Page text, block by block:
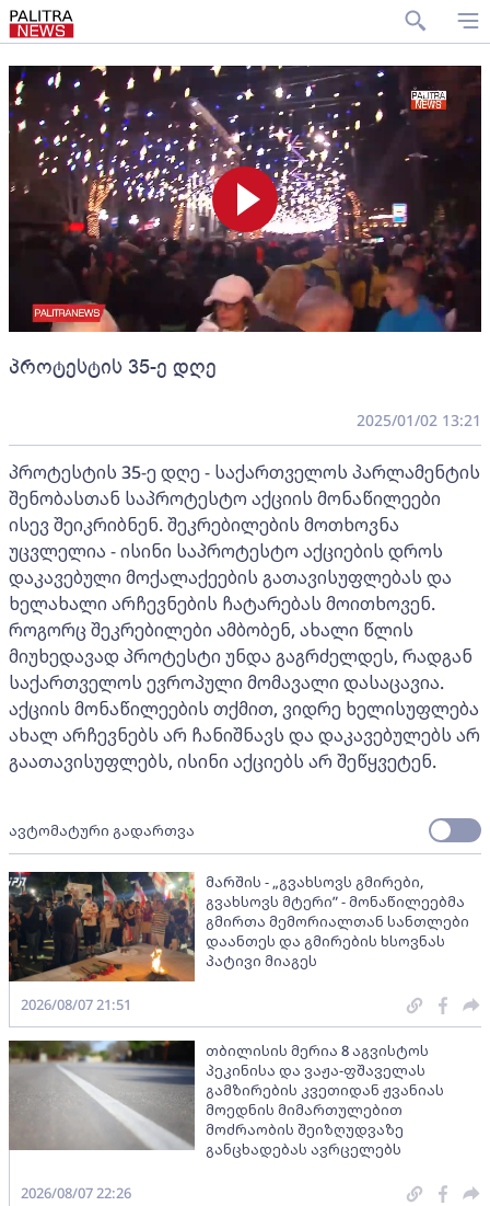
პროტესტის 35-ე დღე
2025/01/02 13:21
პროტესტის 35-ე დღე - საქართველოს პარლამენტის
შენობასთან საპროტესტო აქციის მონაწილეები
ისევ შეიკრიბნენ. შეკრებილების მოთხოვნა
უცვლელია - ისინი საპროტესტო აქციების დროს
დაკავებული მოქალაქეების გათავისუფლებას და
ხელახალი არჩევნების ჩატარებას მოითხოვენ.
როგორც შეკრებილები ამბობენ, ახალი წლის
მიუხედავად პროტესტი უნდა გაგრძელდეს, რადგან
საქართველოს ევროპული მომავალი დასაცავია.
აქციის მონაწილეების თქმით, ვიდრე ხელისუფლება
ახალ არჩევნებს არ ჩანიშნავს და დაკავებულებს არ
გაათავისუფლებს, ისინი აქციებს არ შეწყვეტენ.
ავტომატური გადართვა
მარშის - „გვახსოვს გმირები,
გვახსოვს მტერი” - მონაწილეებმა
გმირთა მემორიალთან სანთლები
დაანთეს და გმირების ხსოვნას
პატივი მიაგეს
2026/08/07 21:51
თბილისის მერია 8 აგვისტოს
პეკინისა და ვაჟა-ფშაველას
გამზირების კვეთიდან ჟვანიას
მოედნის მიმართულებით
მოძრაობის შეიზღუდვაზე
განცხადებას ავრცელებს
2026/08/07 22:26